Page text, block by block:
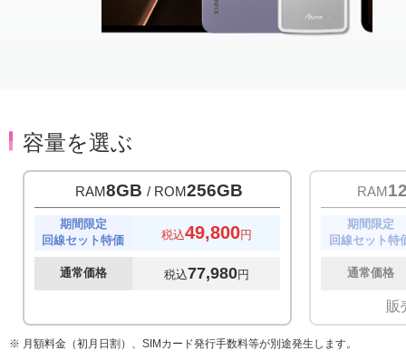
容量を選ぶ
RAM8GB / ROM256GB
期間限定
回線セット特価
税込49,800円
通常価格 税込77,980円
RAM
期間限定
回線セット特
通常価格
販
※ 月額料金（初月日割）、SIMカード発行手数料等が別途発生します。